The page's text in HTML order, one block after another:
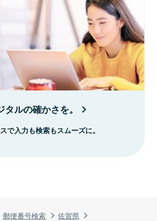
郵便番号検索
佐賀県
ルの確かさを。
で入力も検索もスムーズに。